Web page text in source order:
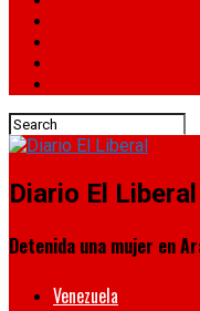
Diario El Liberal
Detenida una mujer en
Venezuela